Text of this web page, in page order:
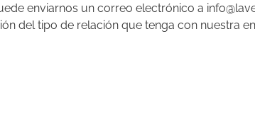
enviarnos un correo electrónico a
del tipo de relación que tenga con nuestra